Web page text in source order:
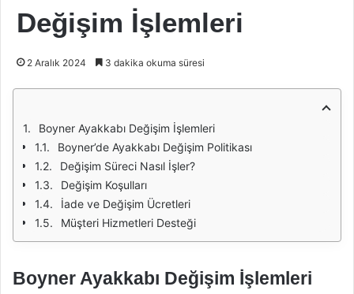
Değişim İşlemleri
2 Aralık 2024 3 dakika okuma süresi
Boyner Ayakkabı Değişim İşlemleri
Boyner’de Ayakkabı Değişim Politikası
Değişim Süreci Nasıl İşler?
Değişim Koşulları
İade ve Değişim Ücretleri
Müşteri Hizmetleri Desteği
Boyner Ayakkabı Değişim İşlemleri